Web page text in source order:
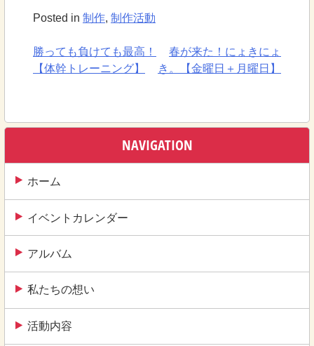
NAVIGATION
ホーム
イベントカレンダー
アルバム
私たちの想い
活動内容
Posted in 制作, 制作活動
投
ナ
ゲ
ー
シ
ョ
ン
勝っても負けても最高！
【体幹トレーニング】
春が来た！にょきにょ
き。【金曜日＋月曜日】